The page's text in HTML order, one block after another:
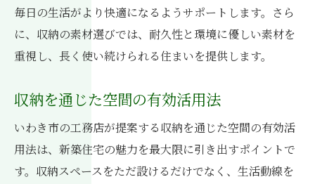
毎日の生活がより快適になるようサポートします。さら
に、収納の素材選びでは、耐久性と環境に優しい素材を
重視し、長く使い続けられる住まいを提供します。
収納を通じた空間の有効活用法
いわき市の工務店が提案する収納を通じた空間の有効活
用法は、新築住宅の魅力を最大限に引き出すポイントで
す。収納スペースをただ設けるだけでなく、生活動線を